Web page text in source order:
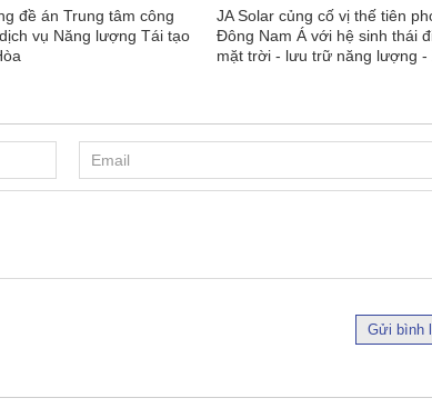
đề án Trung tâm công
vụ Năng lượng Tái tạo
JA Solar củng cố vị thế tiên
Đông Nam Á với hệ sinh thái
mặt trời - lưu trữ năng lượng -
Gửi bình